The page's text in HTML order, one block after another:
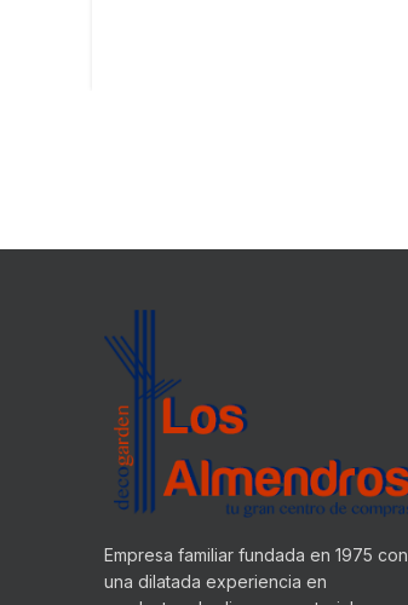
Empresa familiar fundada en 1975 con
una dilatada experiencia en